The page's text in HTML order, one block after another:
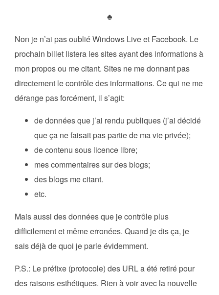
♣
Non je n’ai pas oublié Windows Live et Facebook. Le
prochain billet listera les sites ayant des informations à
mon propos ou me citant. Sites ne me donnant pas
directement le contrôle des informations. Ce qui ne me
dérange pas forcément, il s’agit:
de données que j’ai rendu publiques (j’ai décidé
que ça ne faisait pas partie de ma vie privée);
de contenu sous licence libre;
mes commentaires sur des blogs;
des blogs me citant.
etc.
Mais aussi des données que je contrôle plus
difficilement et même erronées. Quand je dis ça, je
sais déjà de quoi je parle évidemment.
P.S.: Le préfixe (protocole) des URL a été retiré pour
des raisons esthétiques. Rien à voir avec la nouvelle